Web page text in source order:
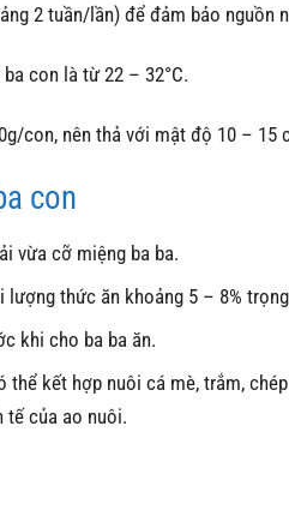
2 tuần/lần) để đảm bảo nguồn
con là từ 22 – 32°C.
con, nên thả với mật độ 10 – 15
con
vừa cỡ miệng ba ba.
lượng thức ăn khoảng 5 – 8%
khi cho ba ba ăn.
thể kết hợp nuôi cá mè, trắm,
tế của ao nuôi.